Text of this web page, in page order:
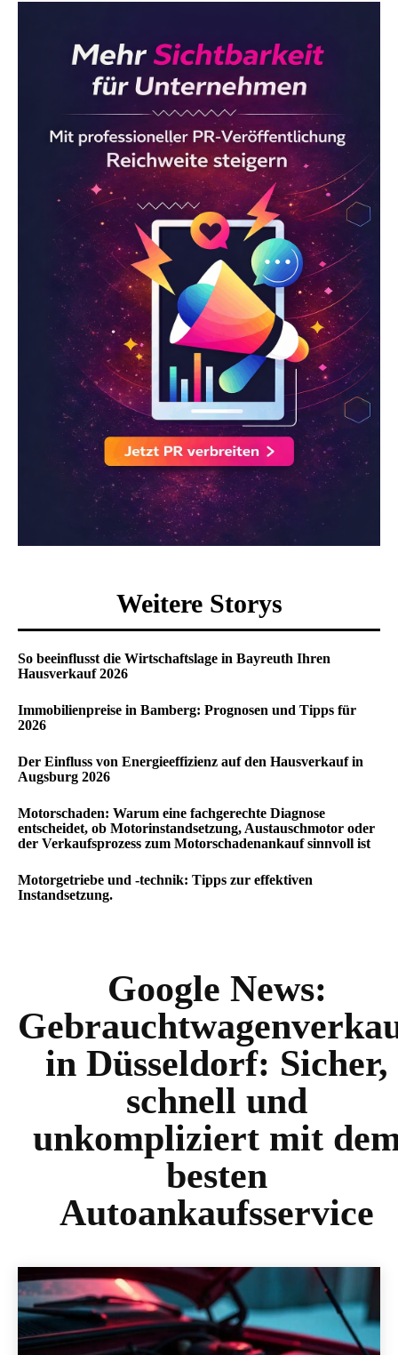
Weitere Storys
So beeinflusst die Wirtschaftslage in Bayreuth Ihren
Hausverkauf 2026
Immobilienpreise in Bamberg: Prognosen und Tipps für
2026
Der Einfluss von Energieeffizienz auf den Hausverkauf in
Augsburg 2026
Motorschaden: Warum eine fachgerechte Diagnose
entscheidet, ob Motorinstandsetzung, Austauschmotor oder
der Verkaufsprozess zum Motorschadenankauf sinnvoll ist
Motorgetriebe und -technik: Tipps zur effektiven
Instandsetzung.
Google News:
in Düsseldorf: Sicher,
schnell und
unkompliziert mit
besten
Autoankaufsservice